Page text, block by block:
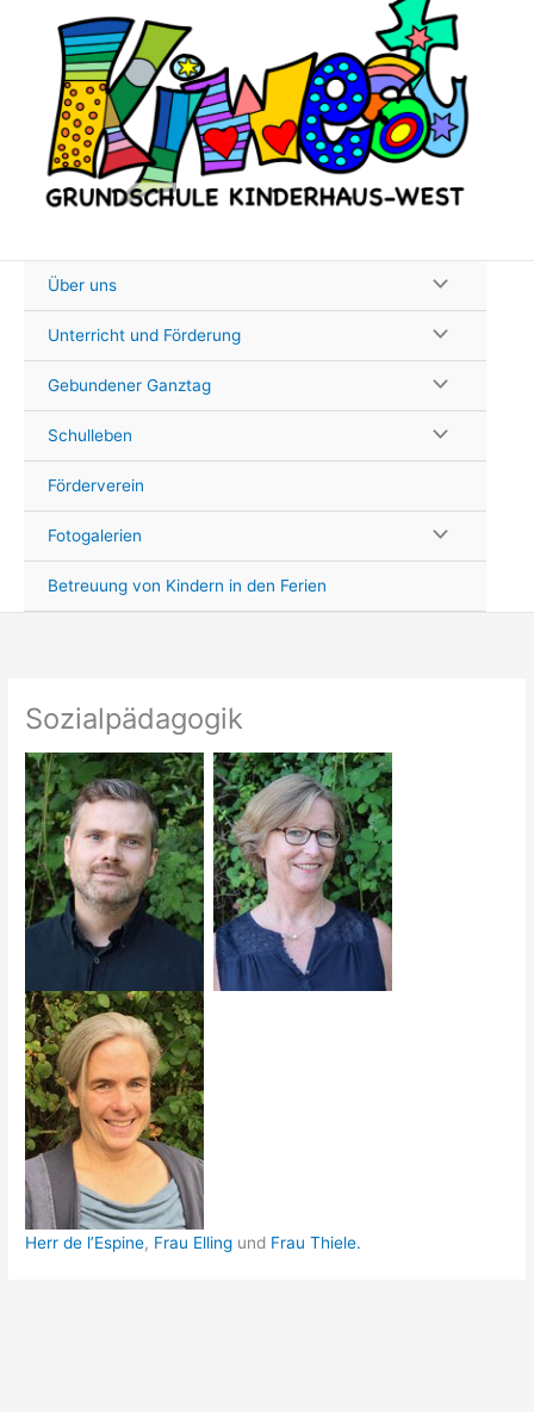
Über uns
Unterricht und Förderung
Gebundener Ganztag
Schulleben
Förderverein
Fotogalerien
Betreuung von Kindern in den Ferien
Sozialpädagogik
Herr de l’Espine, Frau Elling und Frau Thiele.